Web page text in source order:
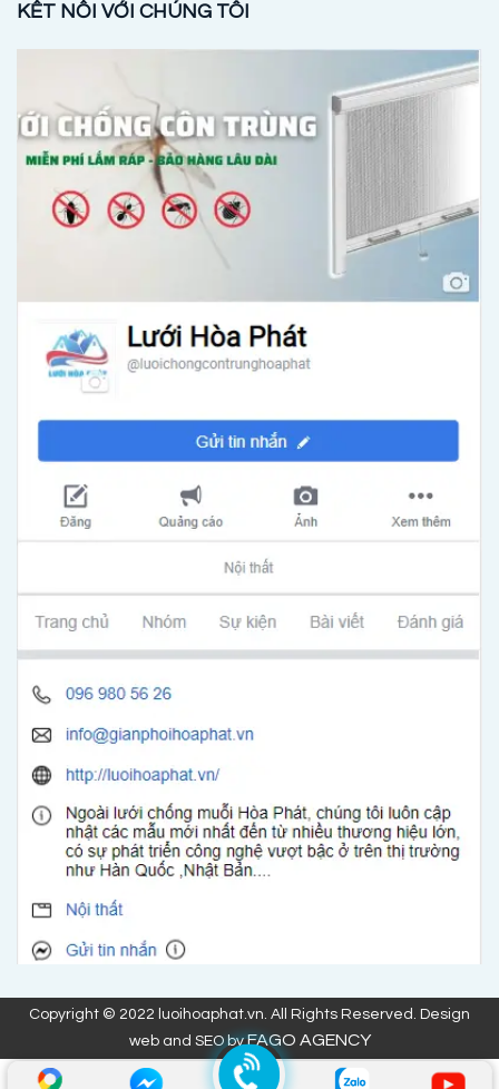
KẾT NỐI VỚI CHÚNG TÔI
Copyright © 2022 luoihoaphat.vn. All Rights Reserved. Design
web and SEO byFAGO AGENCY